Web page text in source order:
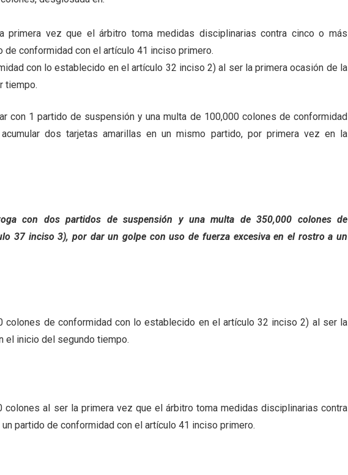
primera vez que el árbitro toma medidas disciplinarias contra cinco o más
conformidad con el artículo 41 inciso primero.
con lo establecido en el artículo 32 inciso 2) al ser la primera ocasión de la
tiempo.
con 1 partido de suspensión y una multa de 100,000 colones de conformidad
dos tarjetas amarillas en un mismo partido, por primera vez en la
con dos partidos de suspensión y una multa de 350,000 colones de
37 inciso 3), por dar un golpe con uso de fuerza excesiva en el rostro a un
colones de conformidad con lo establecido en el artículo 32 inciso 2) al ser la
el inicio del segundo tiempo.
colones al ser la primera vez que el árbitro toma medidas disciplinarias contra
partido de conformidad con el artículo 41 inciso primero.